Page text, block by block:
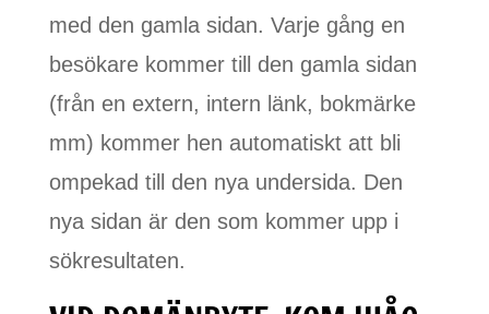
med den gamla sidan. Varje gång en
besökare kommer till den gamla sidan
(från en extern, intern länk, bokmärke
mm) kommer hen automatiskt att bli
ompekad till den nya undersida. Den
nya sidan är den som kommer upp i
sökresultaten.